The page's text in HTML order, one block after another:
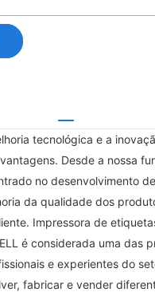
tecnológica e a
Desde a nossa
no desenvolvimento
da qualidade dos
Impressora de
é considerada uma das
e experientes do
fabricar e vender